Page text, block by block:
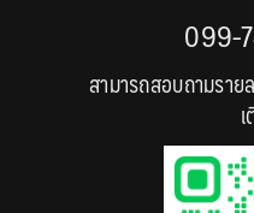
099-
สามารถสอบถามราย